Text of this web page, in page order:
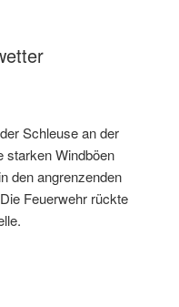
Schleuse an der
starken Windböen
den angrenzenden
Feuerwehr rückte